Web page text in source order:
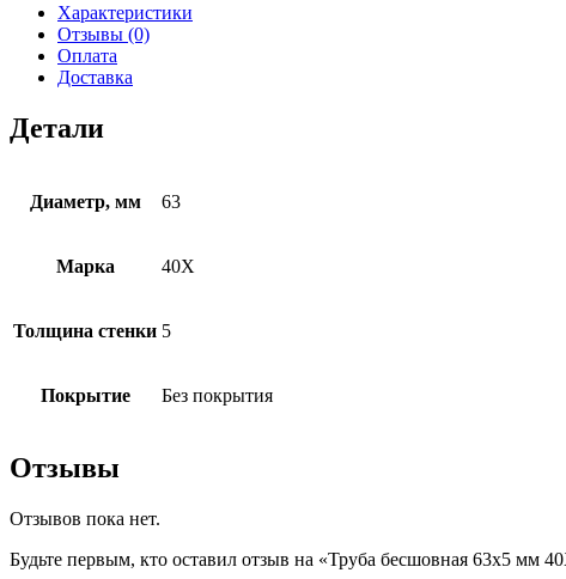
Характеристики
Отзывы (0)
Оплата
Доставка
Детали
Диаметр, мм 63
Марка 40Х
Толщина стенки 5
Покрытие Без покрытия
Отзывы
Отзывов пока нет.
Будьте первым, кто оставил отзыв на «Труба бесшовная 63х5 мм